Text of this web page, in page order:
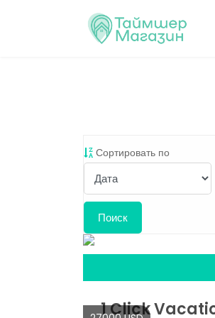
Сортировать по
1 Click